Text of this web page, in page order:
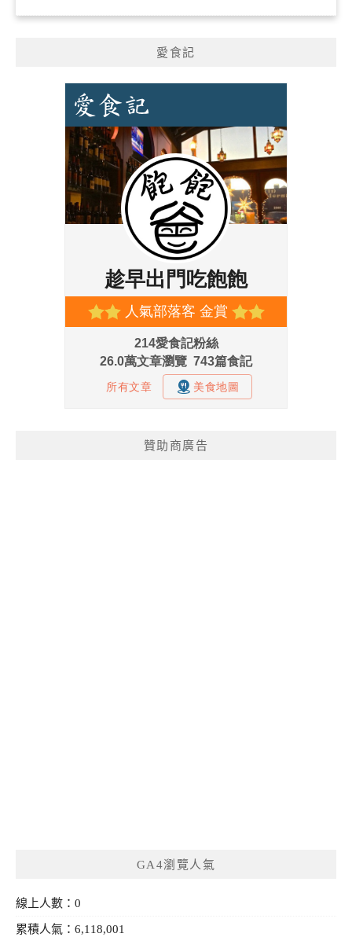
愛食記
贊助商廣告
GA4瀏覽人氣
線上人數：0
累積人氣：6,118,001